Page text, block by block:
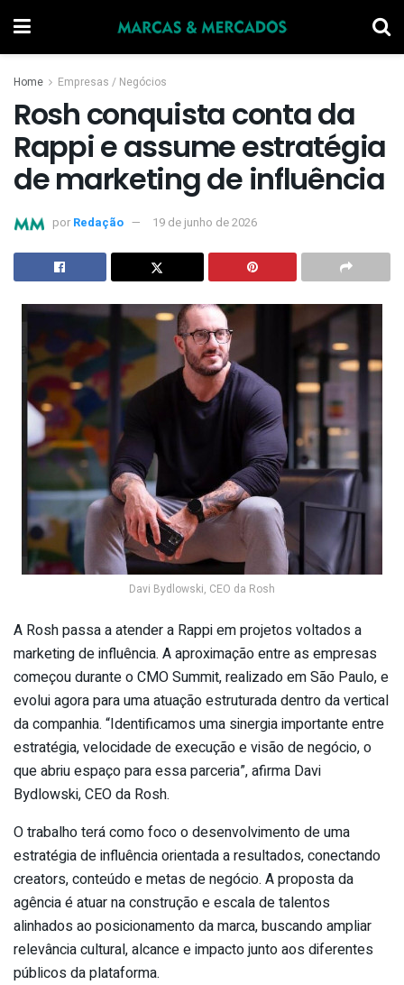
Home Empresas / Negócios
Rosh conquista conta da
Rappi e assume estratégia
de marketing de influência
por Redação 19 de junho de 2026
Davi Bydlowski, CEO da Rosh
A Rosh passa a atender a Rappi em projetos voltados a
marketing de influência. A aproximação entre as empresas
começou durante o CMO Summit, realizado em São Paulo, e
evolui agora para uma atuação estruturada dentro da vertical
da companhia. “Identificamos uma sinergia importante entre
estratégia, velocidade de execução e visão de negócio, o
que abriu espaço para essa parceria”, afirma Davi
Bydlowski, CEO da Rosh.
O trabalho terá como foco o desenvolvimento de uma
estratégia de influência orientada a resultados, conectando
creators, conteúdo e metas de negócio. A proposta da
agência é atuar na construção e escala de talentos
alinhados ao posicionamento da marca, buscando ampliar
relevância cultural, alcance e impacto junto aos diferentes
públicos da plataforma.